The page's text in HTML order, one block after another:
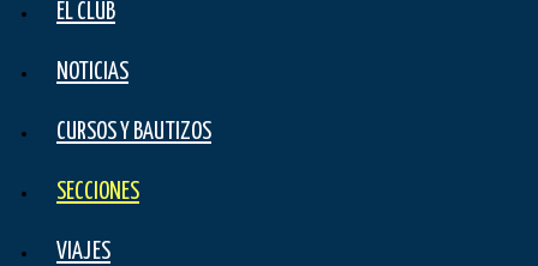
EL CLUB
NOTICIAS
CURSOS Y BAUTIZOS
SECCIONES
VIAJES